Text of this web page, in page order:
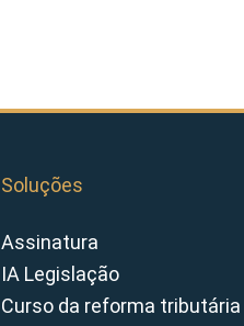
Soluções
Assinatura
IA Legislação
Curso da reforma tributária